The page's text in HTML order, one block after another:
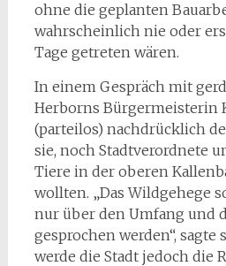
ohne die geplanten
wahrscheinlich nie oder
Tage getreten wären.
In einem Gespräch mit
Herborns Bürgermeisterin
(parteilos) nachdrücklich
sie, noch Stadtverordnete
Tiere in der oberen
wollten. „Das Wildgehege
nur über den Umfang und
gesprochen werden“, sagte
werde die Stadt jedoch die